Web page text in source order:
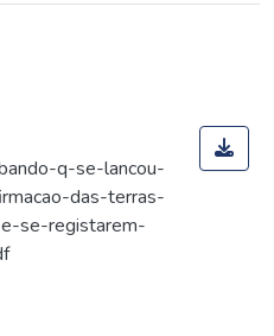
q-se-lancou-
das-terras-
se-registarem-